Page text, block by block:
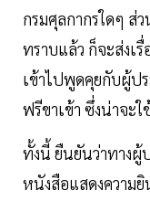
กรมศุลกากรใดๆ ส่
ทราบแล้ว ก็จะส่งเรื่
เข้าไปพูดคุยกับผู้ป
ฟรีขาเข้า ซึ่งน่าจะใ
ทั้งนี้ ยืนยันว่าทางผู้
หนังสือแสดงความยิ